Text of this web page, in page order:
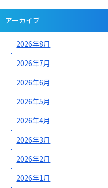
アーカイブ
2026年8月
2026年7月
2026年6月
2026年5月
2026年4月
2026年3月
2026年2月
2026年1月